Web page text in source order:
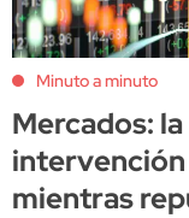
Minuto a minuto
Mercados:
intervención
mientras